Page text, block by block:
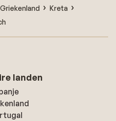
Griekenland
Kreta
landen